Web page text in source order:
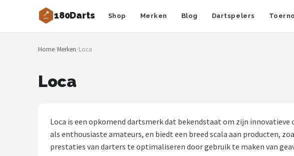
180Darts Shop Merken Blog Dartspelers
Zoeken
NAVIGATIE
Dartspelers
Home/Merken/Loca
Loca
Loca is een opkomend dartsmerk dat bekendstaat om zijn
als enthousiaste amateurs, en biedt een breed scala aan producten,
prestaties van darters te optimaliseren door gebruik te maken van